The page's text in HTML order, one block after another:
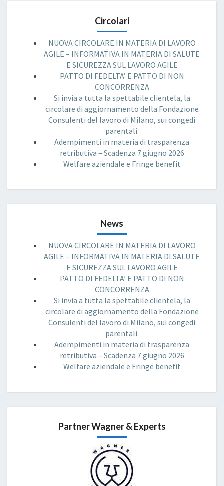
Circolari
NUOVA CIRCOLARE IN MATERIA DI LAVORO
AGILE – INFORMATIVA IN MATERIA DI SALUTE
E SICUREZZA SUL LAVORO AGILE
PATTO DI FEDELTA’ E PATTO DI NON
CONCORRENZA
Si invia a tutta la spettabile clientela, la
circolare di aggiornamento della Fondazione
Consulenti del lavoro di Milano, sui congedi
parentali.
Adempimenti in materia di trasparenza
retributiva – Scadenza 7 giugno 2026
Welfare aziendale e Fringe benefit
News
NUOVA CIRCOLARE IN MATERIA DI LAVORO
AGILE – INFORMATIVA IN MATERIA DI SALUTE
E SICUREZZA SUL LAVORO AGILE
PATTO DI FEDELTA’ E PATTO DI NON
CONCORRENZA
Si invia a tutta la spettabile clientela, la
circolare di aggiornamento della Fondazione
Consulenti del lavoro di Milano, sui congedi
parentali.
Adempimenti in materia di trasparenza
retributiva – Scadenza 7 giugno 2026
Welfare aziendale e Fringe benefit
Partner Wagner & Experts